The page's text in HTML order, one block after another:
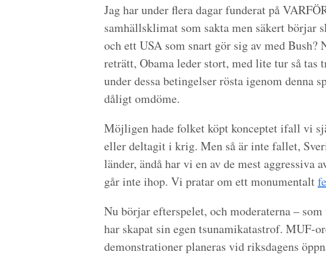
Jag har under flera dagar funderat på
samhällsklimat som sakta men säkert börjar
och ett USA som snart gör sig av med Bush?
reträtt, Obama leder stort, med lite tur så tas
under dessa betingelser rösta igenom denna
dåligt omdöme.
Möjligen hade folket köpt konceptet ifall vi
eller deltagit i krig. Men så är inte fallet,
länder, ändå har vi en av de mest aggressiva
går inte ihop. Vi pratar om ett monumentalt
Nu börjar efterspelet, och moderaterna –
har skapat sin egen tsunamikatastrof. MUF-
demonstrationer planeras vid riksdagens